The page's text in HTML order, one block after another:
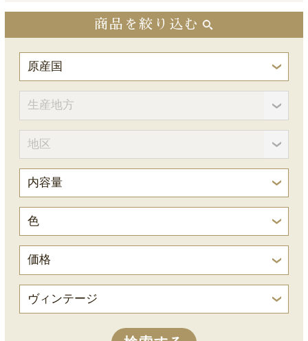
商品を絞り込む